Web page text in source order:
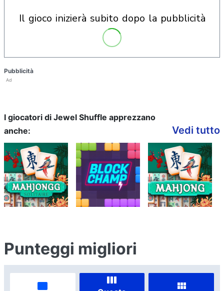
il gioco inizierà subito dopo la pubblicità
Pubblicità
Ad
I giocatori di Jewel Shuffle apprezzano
anche:
Vedi tutto
Punteggi migliori